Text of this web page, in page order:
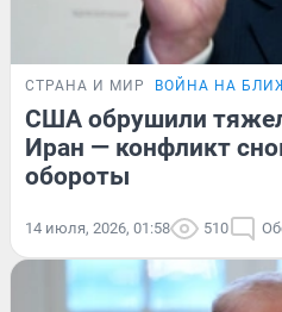
СТРАНА И МИР ВОЙНА НА
США обрушили
Иран — конфликт
обороты
14 июля, 2026, 01:58 510